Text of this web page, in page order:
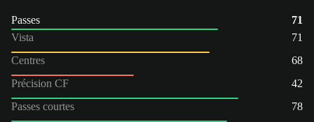
Passes
71
Vista
71
Centres
68
Précision CF
42
Passes courtes
78